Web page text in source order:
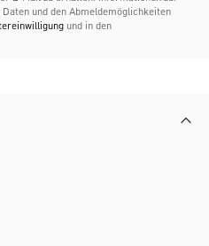
und den Abmelde­möglichkeiten
und in den